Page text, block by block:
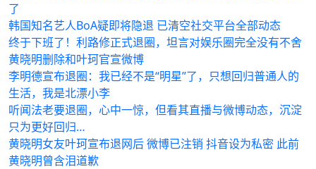
了
韩国知名艺人BoA疑即将隐退 已清空社交平台全部动态
终于下班了！利路修正式退圈，坦言对娱乐圈完全没有不舍
黄晓明删除和叶珂官宣微博
李明德宣布退圈：我已经不是“明星”了，只想回归普通人的
生活，我是北漂小李
听闻法老要退圈，心中一惊，但看其直播与微博动态，沉淀
只为更好回归…
黄晓明女友叶珂宣布退网后 微博已注销 抖音设为私密 此前
黄晓明曾含泪道歉